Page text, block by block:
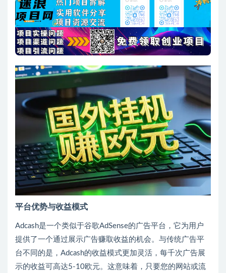
平台优势与收益模式
Adcash是一个类似于谷歌AdSense的广告平台，它为用户
提供了一个通过展示广告赚取收益的机会。与传统广告平
台不同的是，Adcash的收益模式更加灵活，每千次广告展
示的收益可高达5-10欧元。这意味着，只要您的网站或流